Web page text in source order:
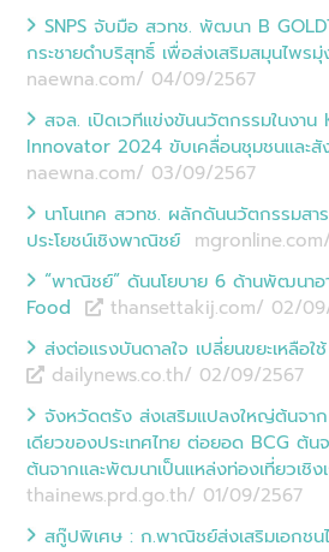
SNPS จับมือ สวทช. พัฒนา B
กระชายดำบริสุทธิ์ เพื่อส่งเสริมสมุนไพรมุ่
naewna.com/ 04/09/2567
สจล. เปิดเวทีแข่งขันนวัตกรรมในงาน
Innovator 2024 ขับเคลื่อนชุมชนและ
naewna.com/ 03/09/2567
นาโนเทค สวทช. ผลักดันนวัตกรรมสา
ประโยชน์เชิงพาณิชย์
“พาณิชย์” ดันนโยบาย 6 ด้านพัฒนาอ
Food
thansettakij.com/ 02/09
ส่งต่อแรงบันดาลใจ เปลี่ยนขยะเหลือ
dailynews.co.th/ 02/09/2567
จังหวัดตรัง ส่งเสริมแปลงใหญ่ต้นจา
เดียวของประเทศไทย ต่อยอด BCG ต้น
ต้นจากและพัฒนาเป็นแหล่งท่องเที่ยวเชิง
thainews.prd.go.th/ 01/09/2567
สกู๊ปพิเศษ : ก.พาณิชย์ส่งเสริมเอกช